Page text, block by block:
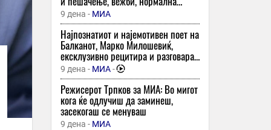
новиот „Q8“
14 минути -Денар
Винисиус го продолжи договорот со
Реал
14 минути -Top Sport
Лекот „фостер“ повторно го има во
аптеките може да се земе само со
партиципација
15 минути -Плус Инфо
тежина и без цигари и алкохол
9 дена - МИА
Најпознатиот и најемотивен поет на
Балканот, Марко Милошевиќ,
ексклузивно рецитира и разговара
за МИА: „Подигнете го ракавот - ако
сте се наежиле од стиховите, добро
е!“
9 дена - МИА -
Режисерот Трпков за МИА: Во мигот
кога ќе одлучиш да заминеш,
засекогаш се менуваш
9 дена - МИА